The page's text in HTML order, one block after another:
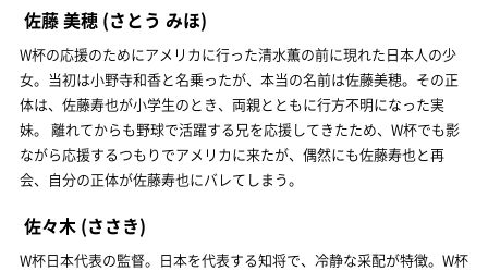
佐藤 美穂 (さとう みほ)
W杯の応援のためにアメリカに行った清水薫の前に現れた日本人の少
女。当初は小野寺和香と名乗ったが、本当の名前は佐藤美穂。その正
体は、佐藤寿也が小学生のとき、両親とともに行方不明になった実
妹。 離れてからも野球で活躍する兄を応援してきたため、W杯でも影
ながら応援するつもりでアメリカに来たが、偶然にも佐藤寿也と再
会、自分の正体が佐藤寿也にバレてしまう。
佐々木 (ささき)
W杯日本代表の監督。日本を代表する知将で、冷静な采配が特徴。W杯